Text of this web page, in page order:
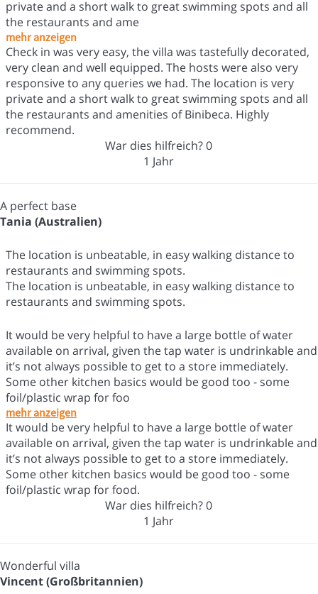
private and a short walk to great swimming spots and all
the restaurants and ame
mehr anzeigen
Check in was very easy, the villa was tastefully decorated,
very clean and well equipped. The hosts were also very
responsive to any queries we had. The location is very
private and a short walk to great swimming spots and all
the restaurants and amenities of Binibeca. Highly
recommend.
War dies hilfreich?0
1 Jahr
A perfect base
Tania (Australien)
The location is unbeatable, in easy walking distance to
restaurants and swimming spots.
The location is unbeatable, in easy walking distance to
restaurants and swimming spots.
It would be very helpful to have a large bottle of water
available on arrival, given the tap water is undrinkable and
it’s not always possible to get to a store immediately.
Some other kitchen basics would be good too - some
foil/plastic wrap for foo
mehr anzeigen
It would be very helpful to have a large bottle of water
available on arrival, given the tap water is undrinkable and
it’s not always possible to get to a store immediately.
Some other kitchen basics would be good too - some
foil/plastic wrap for food.
War dies hilfreich?0
1 Jahr
Wonderful villa
Vincent (Großbritannien)